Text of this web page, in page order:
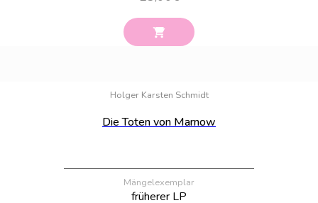
Holger Karsten Schmidt
Die Toten von Marnow
Mängelexemplar
früherer LP